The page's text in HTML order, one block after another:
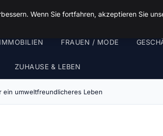
FRAUEN / MODE
ZUHAUSE & LEBEN
ein umweltfreundlicheres Leben
Wenn Sie fortfahren, akzeptieren Sie